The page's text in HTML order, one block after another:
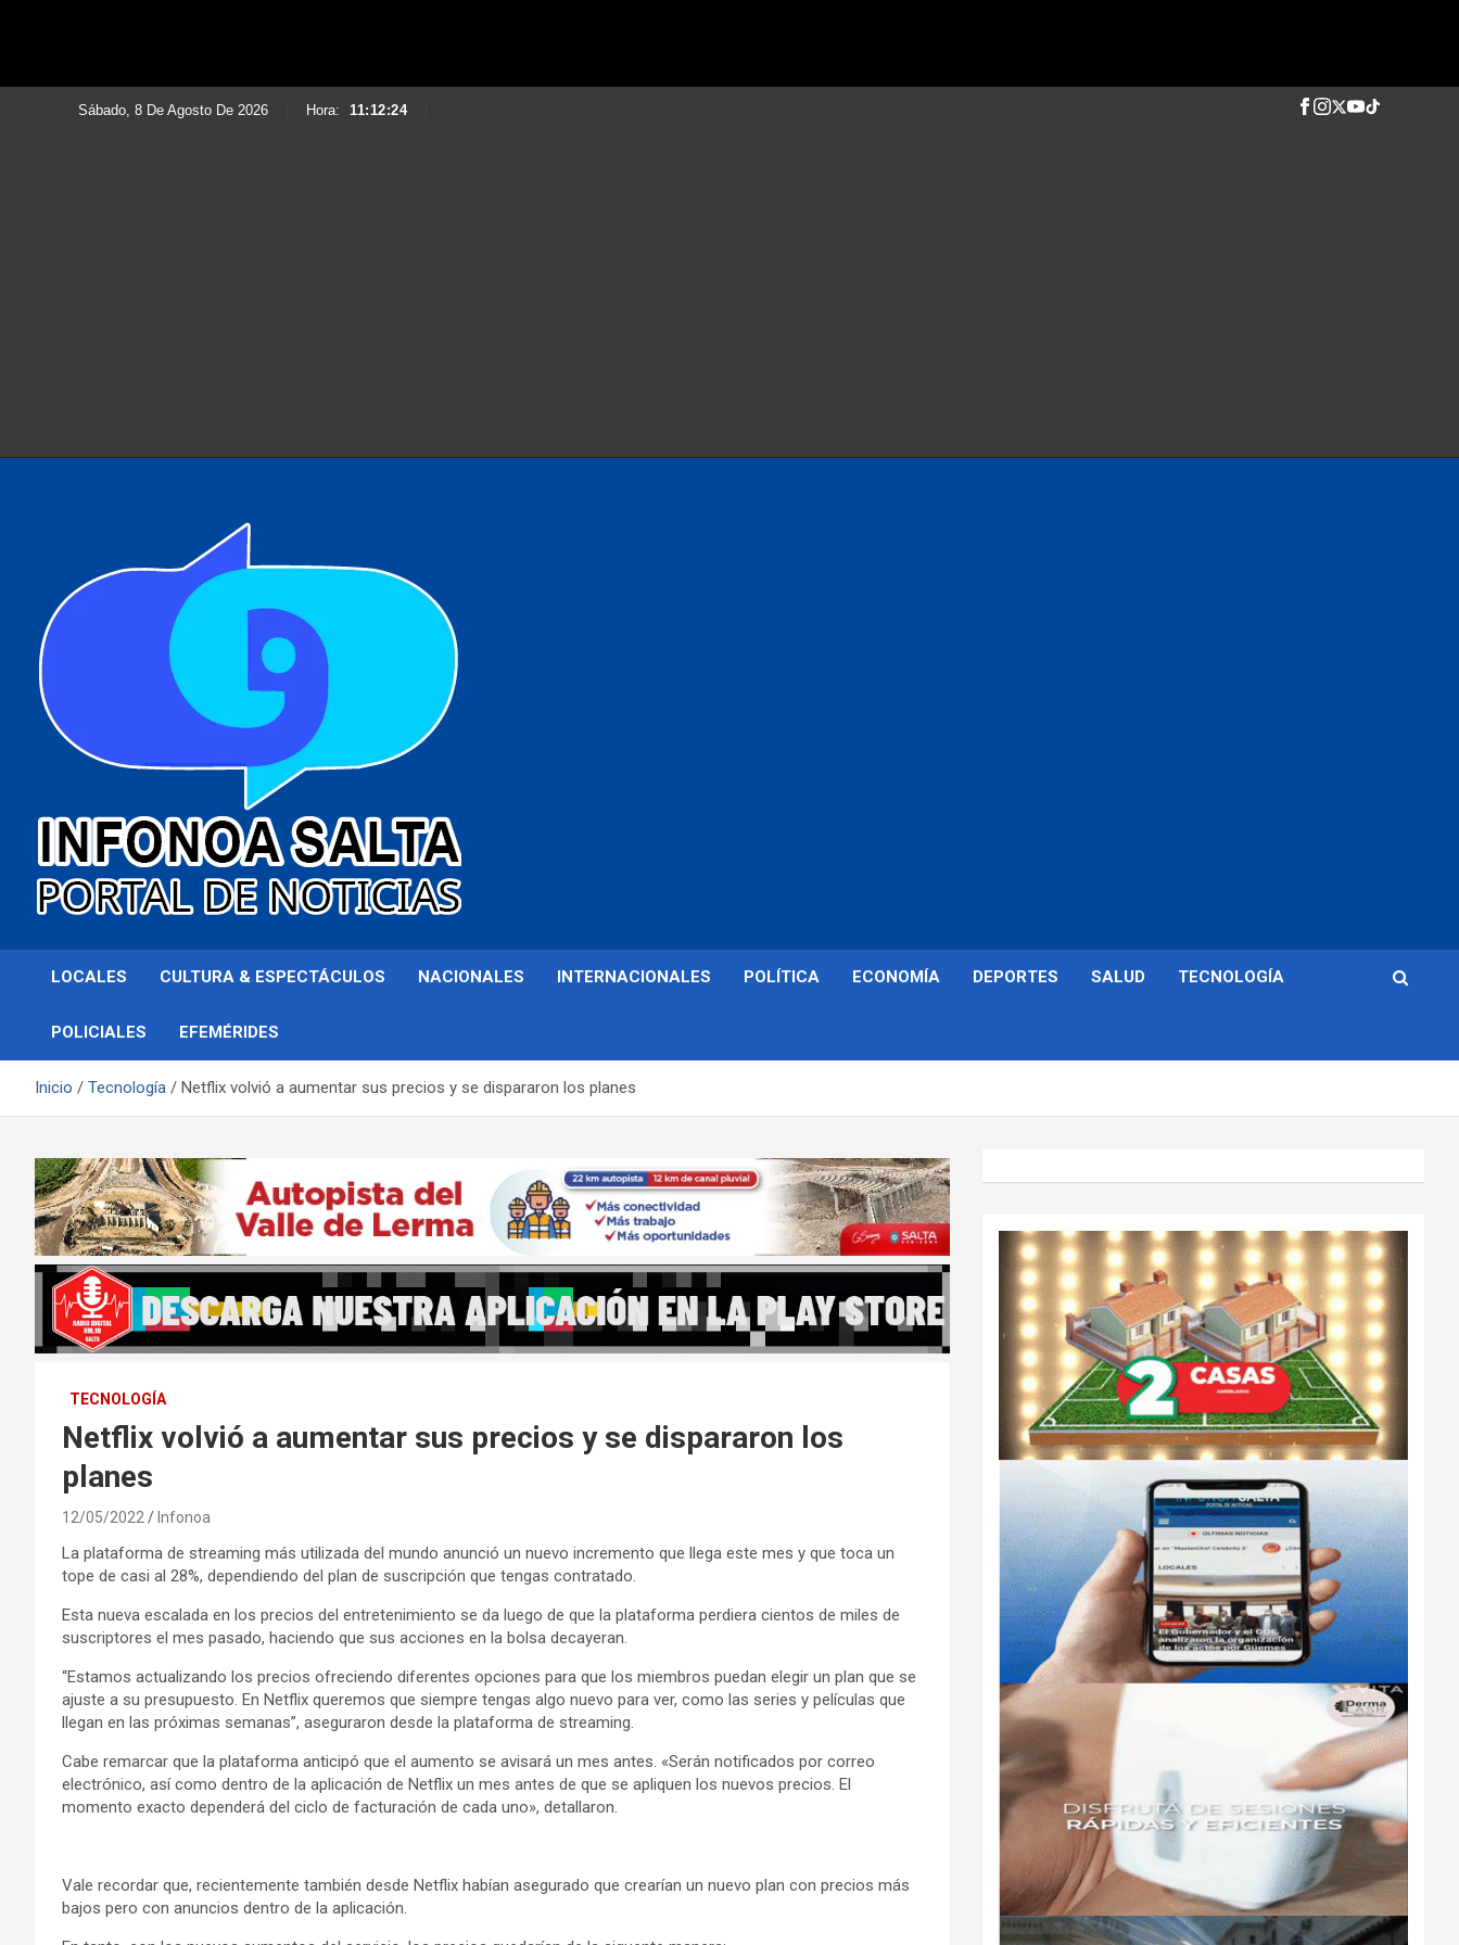
Sábado, 8 De Agosto De 2026 Hora: 11:12:26
Infonoa Salta
LOCALES CULTURA & ESPECTÁCULOS NACIONALES INTERNACIONALES POLÍTICA ECONOMÍA DEPORTES SALUD TECNOLOGÍA
POLICIALES EFEMÉRIDES
Inicio Tecnología Netflix volvió a aumentar sus precios y se dispararon los planes
TECNOLOGÍA
Netflix volvió a aumentar sus precios y se dispararon los
planes
12/05/2022 Infonoa
La plataforma de streaming más utilizada del mundo anunció un nuevo incremento que llega este mes y que toca un
tope de casi al 28%, dependiendo del plan de suscripción que tengas contratado.
Esta nueva escalada en los precios del entretenimiento se da luego de que la plataforma perdiera cientos de miles de
suscriptores el mes pasado, haciendo que sus acciones en la bolsa decayeran.
“Estamos actualizando los precios ofreciendo diferentes opciones para que los miembros puedan elegir un plan que se
ajuste a su presupuesto. En Netflix queremos que siempre tengas algo nuevo para ver, como las series y películas que
llegan en las próximas semanas”, aseguraron desde la plataforma de streaming.
Cabe remarcar que la plataforma anticipó que el aumento se avisará un mes antes. «Serán notificados por correo
electrónico, así como dentro de la aplicación de Netflix un mes antes de que se apliquen los nuevos precios. El
momento exacto dependerá del ciclo de facturación de cada uno», detallaron.
Vale recordar que, recientemente también desde Netflix habían asegurado que crearían un nuevo plan con precios más
bajos pero con anuncios dentro de la aplicación.